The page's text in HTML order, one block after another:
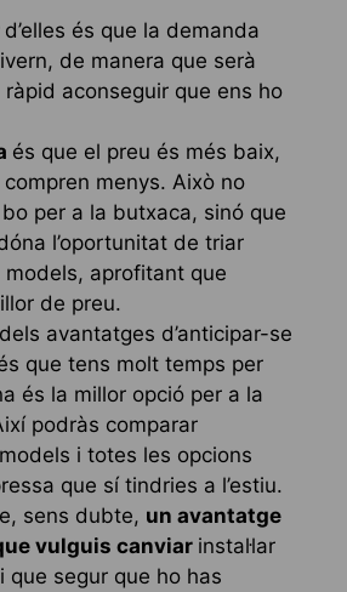
d’elles és que la demanda
de manera que serà
ràpid aconseguir que ens ho
és que el preu és més baix,
menys. Això no
per a la butxaca, sinó que
l’oportunitat de triar
models, aprofitant que
de preu.
dels avantatges d’anticipar-se
que tens molt temps per
és la millor opció per a la
podràs comparar
i totes les opcions
que sí tindries a l’estiu.
sens dubte, un avantatge
vulguis canviar instal·lar
que segur que ho has